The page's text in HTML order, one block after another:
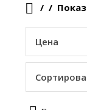
/
Цена